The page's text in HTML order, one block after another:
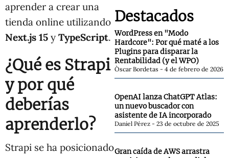
aprender a crear una
tienda online utilizando
Next.js 15 y TypeScript.
¿Qué es Strapi
y por qué
deberías
aprenderlo?
Strapi se ha posicionado
Destacados
WordPress en "Modo
Hardcore": Por qué maté a los
Plugins para disparar la
Rentabilidad (y el WPO)
Òscar Bordetas 4 de febrero de 2026
OpenAI lanza ChatGPT Atlas:
un nuevo buscador con
asistente de IA incorporado
Daniel Pérez 23 de octubre de 2025
Gran caída de AWS arrastra